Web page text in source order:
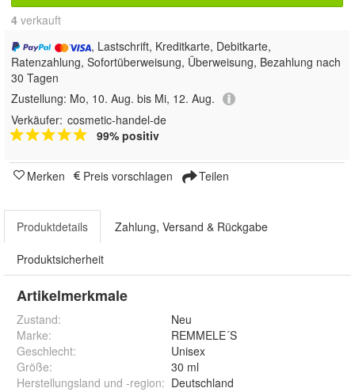
4 verkauft
, Lastschrift, Kreditkarte, Debitkarte,
Ratenzahlung, Sofortüberweisung, Überweisung, Bezahlung nach
30 Tagen
Zustellung: Mo, 10. Aug. bis Mi, 12. Aug.
Verkäufer: cosmetic-handel-de
99% positiv
Merken Preis vorschlagen Teilen
Produktdetails Zahlung, Versand & Rückgabe
Produktsicherheit
Artikelmerkmale
Zustand:
Neu
Marke:
REMMELE´S
Geschlecht:
Unisex
Größe:
30 ml
Herstellungsland und -region: Deutschland